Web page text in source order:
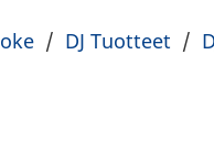
/ DJ Tuotteet /